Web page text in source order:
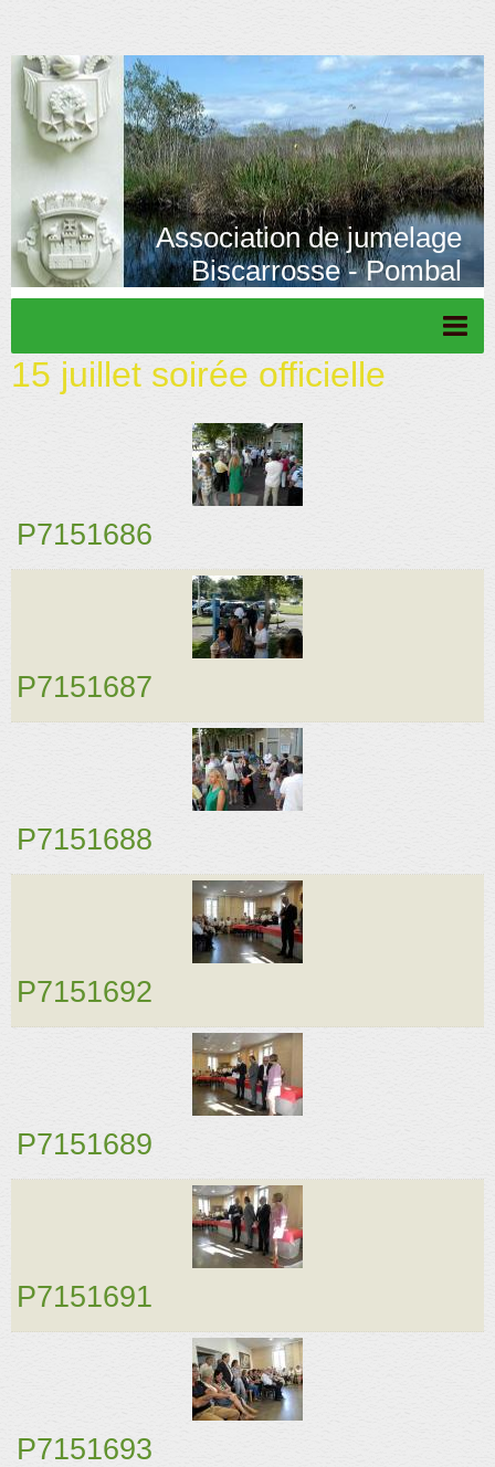
Association de jumelage
Biscarrosse - Pombal
Page d'accueil
Association
15 juillet soirée officielle
P7151686
P7151687
P7151688
P7151692
P7151689
P7151691
P7151693